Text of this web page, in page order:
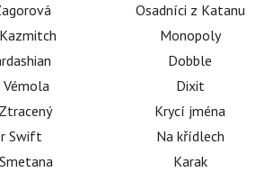
Swift
Osadníci z Katanu
Monopoly
Dobble
Dixit
Krycí jména
Na křídlech
Karak